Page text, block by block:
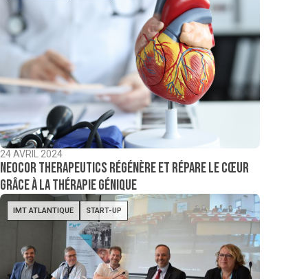
24 AVRIL 2024
Neocor Therapeutics régénère et répare le cœur
grâce à la thérapie génique
IMT ATLANTIQUE START-UP